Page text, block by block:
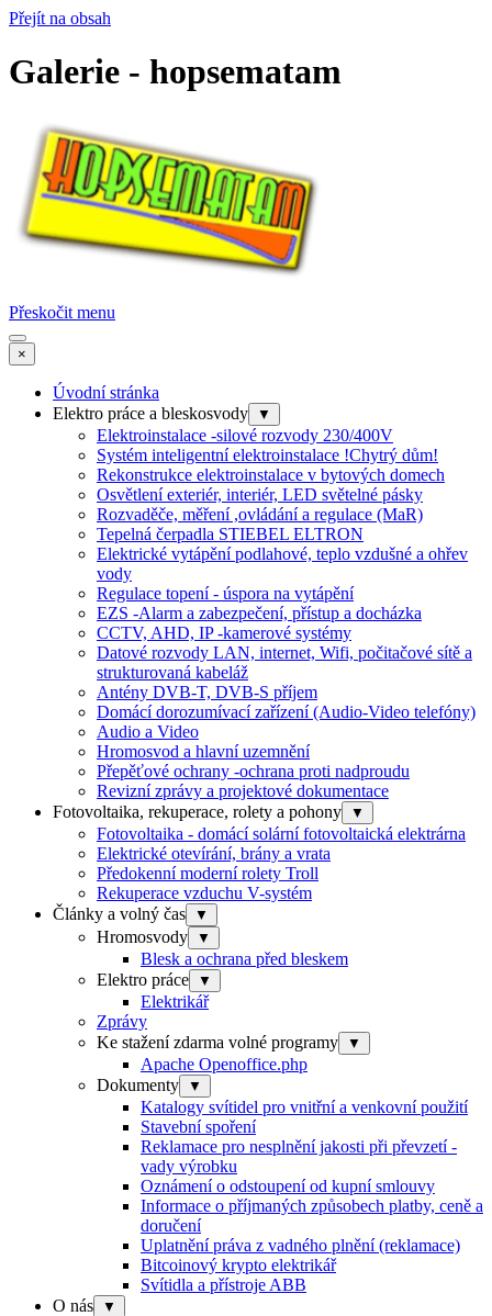
Přejít na obsah
Galerie - hopsematam
Přeskočit menu
×
Úvodní stránka
Elektro práce a bleskosvody
▼
Elektroinstalace -silové rozvody 230/400V
Systém inteligentní elektroinstalace !Chytrý dům!
Rekonstrukce elektroinstalace v bytových domech
Osvětlení exteriér, interiér, LED světelné pásky
Rozvaděče, měření ,ovládání a regulace (MaR)
Tepelná čerpadla STIEBEL ELTRON
Elektrické vytápění podlahové, teplo vzdušné a ohřev
vody
Regulace topení - úspora na vytápění
EZS -Alarm a zabezpečení, přístup a docházka
CCTV, AHD, IP -kamerové systémy
Datové rozvody LAN, internet, Wifi, počitačové sítě a
strukturovaná kabeláž
Antény DVB-T, DVB-S příjem
Domácí dorozumívací zařízení (Audio-Video telefóny)
Audio a Video
Hromosvod a hlavní uzemnění
Přepěťové ochrany -ochrana proti nadproudu
Revizní zprávy a projektové dokumentace
Fotovoltaika, rekuperace, rolety a pohony
▼
Fotovoltaika - domácí solární fotovoltaická elektrárna
Elektrické otevírání, brány a vrata
Předokenní moderní rolety Troll
Rekuperace vzduchu V-systém
Články a volný čas
▼
Hromosvody ▼
Blesk a ochrana před bleskem
Elektro práce
▼
Elektrikář
Zprávy
Ke stažení zdarma volné programy
▼
Apache Openoffice.php
Dokumenty
▼
Katalogy svítidel pro vnitřní a venkovní použití
Stavební spoření
Reklamace pro nesplnění jakosti při převzetí -
vady výrobku
Oznámení o odstoupení od kupní smlouvy
Informace o příjmaných způsobech platby, ceně a
doručení
Uplatnění práva z vadného plnění (reklamace)
Bitcoinový krypto elektrikář
Svítidla a přístroje ABB
O nás
▼